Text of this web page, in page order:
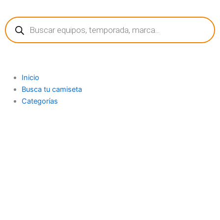
contenido
Búsqueda
de
productos
Inicio
Busca tu camiseta
Categorías